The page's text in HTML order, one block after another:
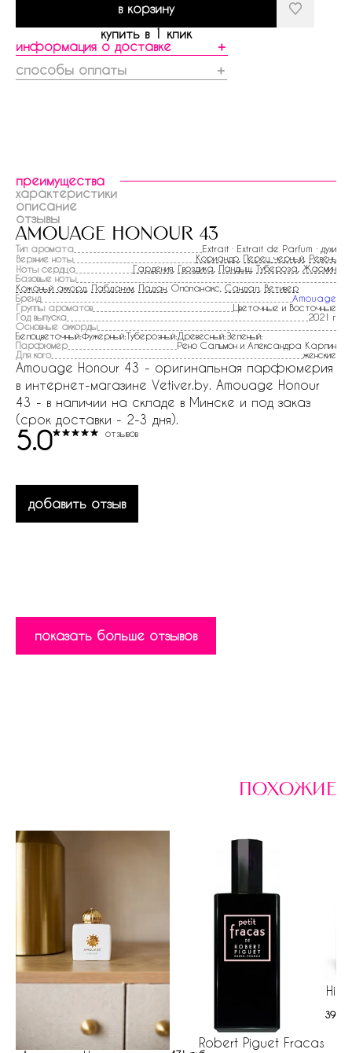
в корзину
купить в 1 клик
информация о доставке
＋
способы оплаты
＋
преимущества
характеристики
описание
отзывы
amouage honour 43
Тип аромата
Extrait · Extrait de Parfum · духи
Верхние ноты
Кориандр Перец черный Ревень
Ноты сердца
Гардения Гвоздика Ландыш Тубероза Жасмин
Базовые ноты
Кожаный аккорд Лабданум Ладан , Опопанакс, Сандал Ветивер
Бренд
Amouage
Группы ароматов
Цветочные и Восточные
Год выпуска
2021 г
Основные аккорды
Белоцветочный:Фужерный:Туберозный:Древесный:Зеленый:
Парфюмер
Рено Сальмон и Александра Карлин
Для кого
женские
Amouage Honour 43 - оригинальная парфюмерия
в интернет-магазине Vetiver.by. Amouage Honour
43 - в наличии на складе в Минске и под заказ
(срок доставки - 2-3 дня).
5.0 отзывов
добавить отзыв
показать больше отзывов
похожие
Robert Piguet Fracas
39